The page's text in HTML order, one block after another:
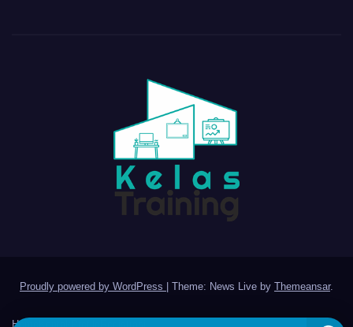
Proudly powered by WordPress Theme: News Live by Themeansar.
Home